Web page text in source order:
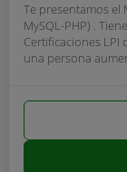
Te presentamos el
MySQL-PHP) .
Certificaciones LPI
una persona